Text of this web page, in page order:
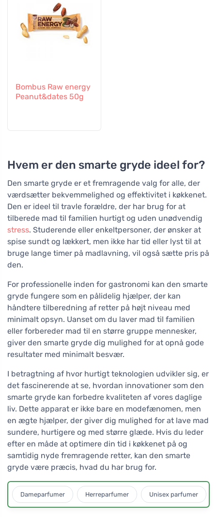
Bombus Raw energy
Peanut&dates 50g
Hvem er den smarte gryde ideel for?
Den smarte gryde er et fremragende valg for alle, der
værdsætter bekvemmelighed og effektivitet i køkkenet.
Den er ideel til travle forældre, der har brug for at
tilberede mad til familien hurtigt og uden unødvendig
stress. Studerende eller enkeltpersoner, der ønsker at
spise sundt og lækkert, men ikke har tid eller lyst til at
bruge lange timer på madlavning, vil også sætte pris på
den.
For professionelle inden for gastronomi kan den smarte
gryde fungere som en pålidelig hjælper, der kan
håndtere tilberedning af retter på højt niveau med
minimalt opsyn. Uanset om du laver mad til familien
eller forbereder mad til en større gruppe mennesker,
giver den smarte gryde dig mulighed for at opnå gode
resultater med minimalt besvær.
I betragtning af hvor hurtigt teknologien udvikler sig, er
det fascinerende at se, hvordan innovationer som den
smarte gryde kan forbedre kvaliteten af vores daglige
liv. Dette apparat er ikke bare en modefænomen, men
en ægte hjælper, der giver dig mulighed for at lave mad
sundere, hurtigere og med større glæde. Hvis du leder
efter en måde at optimere din tid i køkkenet på og
samtidig nyde fremragende retter, kan den smarte
gryde være præcis, hvad du har brug for.
Dameparfumer Herreparfumer Unisex parfumer